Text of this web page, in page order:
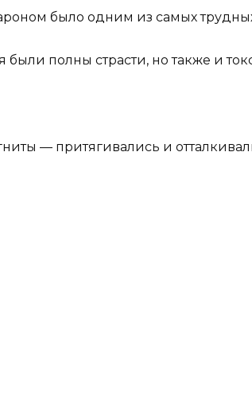
было одним из самых
полны страсти, но также и
— притягивались и